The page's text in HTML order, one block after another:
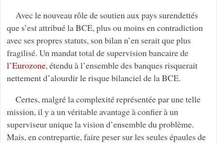
Avec le nouveau rôle de soutien aux pays surendettés
que s’est attribué la BCE, plus ou moins en contradiction
avec ses propres statuts, son bilan n’en serait que plus
fragilisé. Un mandat total de supervision bancaire de
l’Eurozone, étendu à l’ensemble des banques risquerait
nettement d’alourdir le risque bilanciel de la BCE.
Certes, malgré la complexité représentée par une telle
mission, il y a un véritable avantage à confier à un
superviseur unique la vision d’ensemble du problème.
Mais, en contrepartie, faire peser sur les seules épaules de